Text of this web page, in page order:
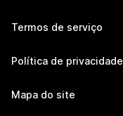
Termos de serviço
Política de privacidade
Mapa do site